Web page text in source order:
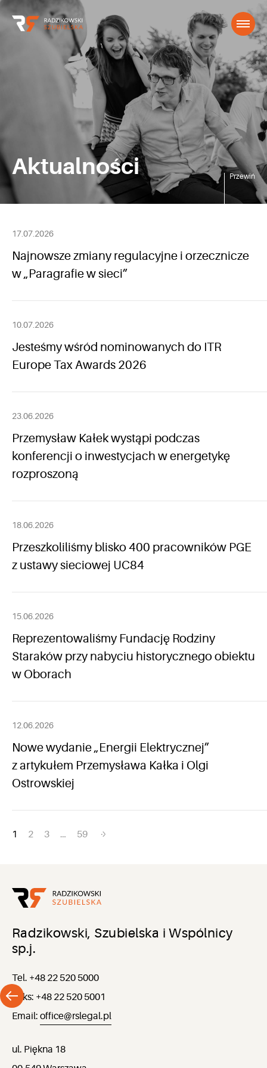
Aktualności Przewiń
17.07.2026
Najnowsze zmiany regulacyjne i orzecznicze
w „Paragrafie w sieci”
10.07.2026
Jesteśmy wśród nominowanych do ITR
Europe Tax Awards 2026
23.06.2026
Przemysław Kałek wystąpi podczas
konferencji o inwestycjach w energetykę
rozproszoną
18.06.2026
Przeszkoliliśmy blisko 400 pracowników PGE
z ustawy sieciowej UC84
15.06.2026
Reprezentowaliśmy Fundację Rodziny
Staraków przy nabyciu historycznego obiektu
w Oborach
12.06.2026
Nowe wydanie „Energii Elektrycznej”
z artykułem Przemysława Kałka i Olgi
Ostrowskiej
Nawigacja
1 2 3 … 59
Radzikowski, Szubielska i Wspólnicy
sp.j.
Tel. +48 22 520 5000
Faks: +48 22 520 5001
Email: office@rslegal.pl
ul. Piękna 18